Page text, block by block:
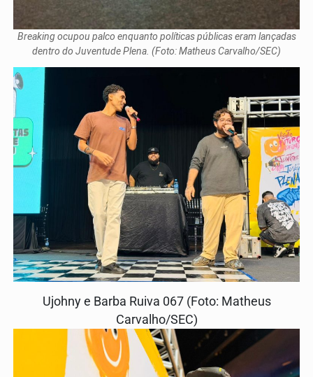
Breaking ocupou palco enquanto políticas públicas eram lançadas
dentro do Juventude Plena. (Foto: Matheus Carvalho/SEC)
Ujohny e Barba Ruiva 067 (Foto: Matheus
Carvalho/SEC)